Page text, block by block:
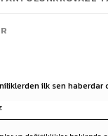
ilk sen haberdar